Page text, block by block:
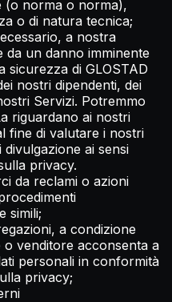
(o norma o norma),
o di natura tecnica;
a nostra
un danno imminente
sicurezza di GLOSTAD
nostri dipendenti, dei
Servizi. Potremmo
riguardano ai nostri
fine di valutare i nostri
ai sensi
privacy.
da reclami o azioni
simili;
a condizione
venditore acconsenta a
personali in conformità
privacy;